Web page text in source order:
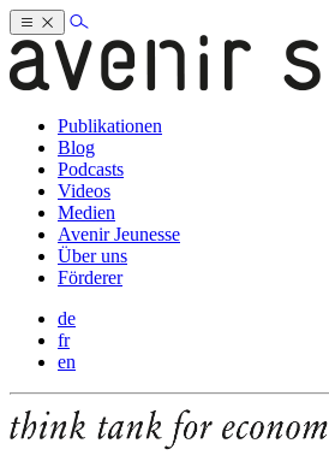
Publikationen
Blog
Podcasts
Videos
Medien
Avenir Jeunesse
Über uns
Förderer
de
fr
en